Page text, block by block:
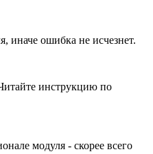
иначе ошибка не исчезнет.
инструкцию по
модуля - скорее всего